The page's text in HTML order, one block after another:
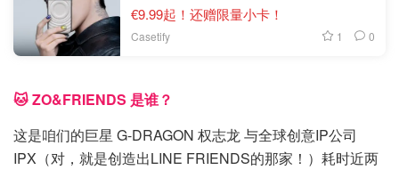
€9.99起！还赠限量小卡！
Casetify 1 0
🐱 ZO&FRIENDS 是谁？
这是咱们的巨星 G-DRAGON 权志龙 与全球创意IP公司
IPX（对，就是创造出LINE FRIENDS的那家！）耗时近两